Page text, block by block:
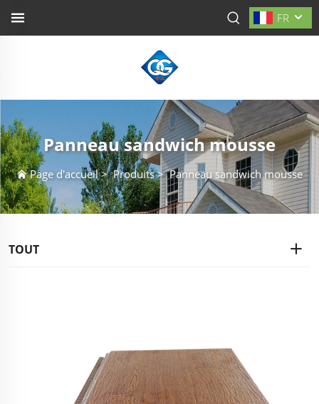
FR
Panneau sandwich mousse
Page d'accueil>Produits>Panneau sandwich mousse
TOUT